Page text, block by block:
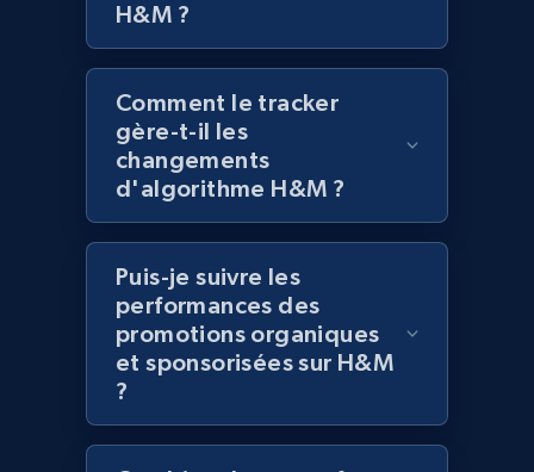
URL, Domain, Marketplace pn, Sku, Other pn,
Model number, Gtin ean pn, Product name, and
991+ 162+ Commencer
Lowes.com - Collect records by category
URL, Domain, Marketplace pn, Sku, Other pn,
Model number, Gtin ean pn, Product name, and
more.
H&M ?
Comment le tracker
gère-t-il les
changements
d'algorithme H&M ?
Puis-je suivre les
performances des
promotions organiques
et sponsorisées sur H&M
?